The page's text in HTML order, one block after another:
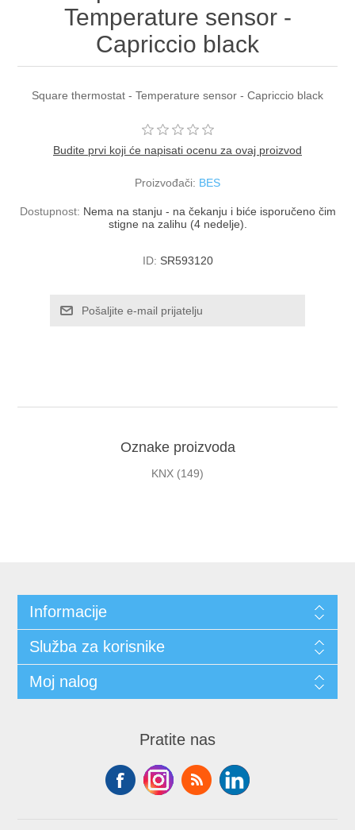
Temperature sensor -
Capriccio black
Square thermostat - Temperature sensor - Capriccio black
Budite prvi koji će napisati ocenu za ovaj proizvod
Proizvođači: BES
Dostupnost: Nema na stanju - na čekanju i biće isporučeno čim
stigne na zalihu (4 nedelje).
ID: SR593120
Oznake proizvoda
KNX (149)
Informacije
Služba za korisnike
Moj nalog
Pratite nas